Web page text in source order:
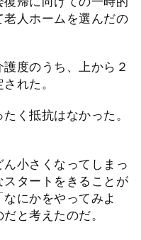
人ホームを選んだの
度のうち、上から２
れた。
く抵抗はなかった。
小さくなってしまっ
タートをきることが
にかをやってみよ
と考えたのだ。